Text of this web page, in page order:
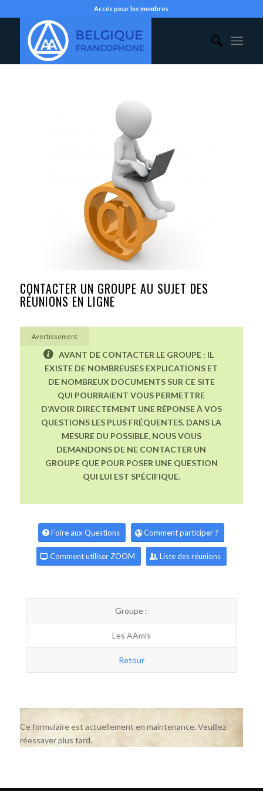
Accès pour les membres
CONTACTER UN GROUPE AU SUJET DES
RÉUNIONS EN LIGNE
Avertissement
AVANT DE CONTACTER LE GROUPE : IL
EXISTE DE NOMBREUSES EXPLICATIONS ET
DE NOMBREUX DOCUMENTS SUR CE SITE
QUI POURRAIENT VOUS PERMETTRE
D’AVOIR DIRECTEMENT UNE RÉPONSE À VOS
QUESTIONS LES PLUS FRÉQUENTES. DANS LA
MESURE DU POSSIBLE, NOUS VOUS
DEMANDONS DE NE CONTACTER UN
GROUPE QUE POUR POSER UNE QUESTION
QUI LUI EST SPÉCIFIQUE.
Foire aux Questions Comment participer ?
Comment utiliser ZOOM Liste des réunions
Groupe :
Les AAmis
Retour
Ce formulaire est actuellement en maintenance. Veuillez
réessayer plus tard.